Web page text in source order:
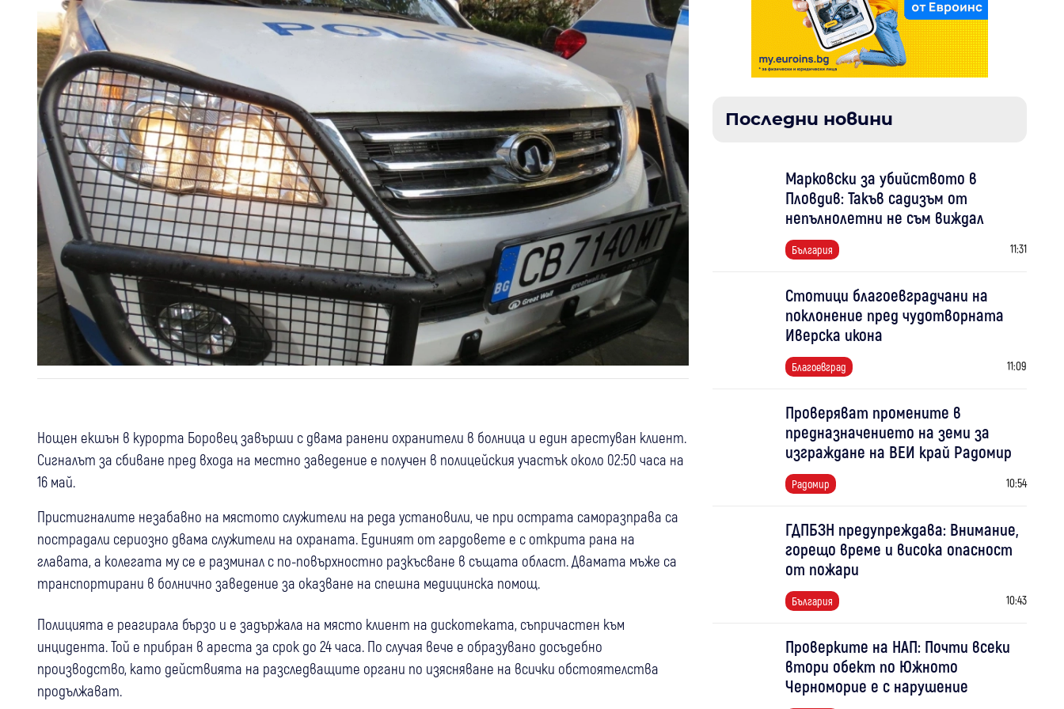
Нощен екшън в курорта Боровец завърши с двама ранени охранители в болница и един арестуван клиент.
Сигналът за сбиване пред входа на местно заведение е получен в полицейския участък около 02:50 часа на
16 май.
Пристигналите незабавно на мястото служители на реда установили, че при острата саморазправа са
пострадали сериозно двама служители на охраната. Единият от гардовете е с открита рана на
главата, а колегата му се е разминал с по-повърхностно разкъсване в същата област. Двамата мъже са
транспортирани в болнично заведение за оказване на спешна медицинска помощ.
Полицията е реагирала бързо и е задържала на място клиент на дискотеката, съпричастен към
инцидента. Той е прибран в ареста за срок до 24 часа. По случая вече е образувано досъдебно
производство, като действията на разследващите органи по изясняване на всички обстоятелства
продължават.
Последни новини
Марковски за убийството в
Пловдив: Такъв садизъм от
непълнолетни не съм виждал
България 11:31
Стотици благоевградчани на
поклонение пред чудотворната
Иверска икона
Благоевград 11:09
Проверяват промените в
предназначението на земи за
изграждане на ВЕИ край Радомир
Радомир 10:54
ГДПБЗН предупреждава: Внимание,
горещо време и висока опасност
от пожари
България 10:43
Проверките на НАП: Почти всеки
втори обект по Южното
Черноморие е с нарушение